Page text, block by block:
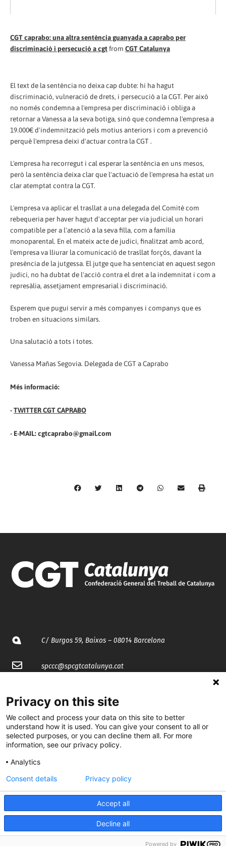
CGT caprabo: una altra sentència guanyada a caprabo per
discriminació i persecució a cgtfrom CGT Catalunya
El text de la sentència no deixa cap dubte: hi ha hagut
discriminació, vulneració de drets, i persecució a la CGT. Per això
no només condemna a l'empresa per discriminació i obliga a
retornar a Vanessa a la seva botiga, sinó que condemna l'empresa a
19.000€ d'indemnització pels motius anteriors i com a prevenció
perquè l'empresa deixi d'actuar contra la CGT .
L'empresa ha recorregut i cal esperar la sentència en uns mesos,
però la sentència deixa clar que l'actuació de l'empresa ha estat un
clar atemptat contra la CGT.
L'empresa va aplicar el trasllat a una delegada del Comitè com
rebequeria per haver hagut d'acceptar per via judicial un horari
compatible per a l'atenció a la seva filla, com a família
monoparental. En el mateix acte de judici, finalitzat amb acord,
l'empresa va lliurar la comunicació de trasllat forçós, davant la
presència de la jutgessa. El jutge que ha sentenciat en aquest segon
judici, no ha dubtat de l'acció contra el dret a la indemnitat i com a
represàlia, assetjament empresarial i discriminació.
Esperem que pugui servir a més companyes i companys que es
troben en situacions similars.
Una salutació a tots i totes.
Vanessa Mañas Segovia. Delegada de CGT a Caprabo
Més informació:
-TWITTER CGT CAPRABO
- E-MAIL: cgtcaprabo@gmail.com
C/ Burgos 59, Baixos – 08014 Barcelona
spccc@spcgtcatalunya.cat
@CGTCatalunya
cgtcatalunya
CGTCatalunya
cgtcatalunya
Desenvolupat per
Privacy on this site
We collect and process your data on this site to better
understand how it is used. You can give your consent to all or
selected purposes, or you can decline them all. For more
information, see our privacy policy.
Analytics
Accept all
Decline all
Consent details Privacy policy
Powered by